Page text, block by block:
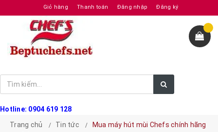
Giỏ hàng Thanh toán Đăng nhập Đăng ký
Hotline: 0904 619 128
Trang chủ
Tin tức
Mua máy hút mùi Chefs chính hãng